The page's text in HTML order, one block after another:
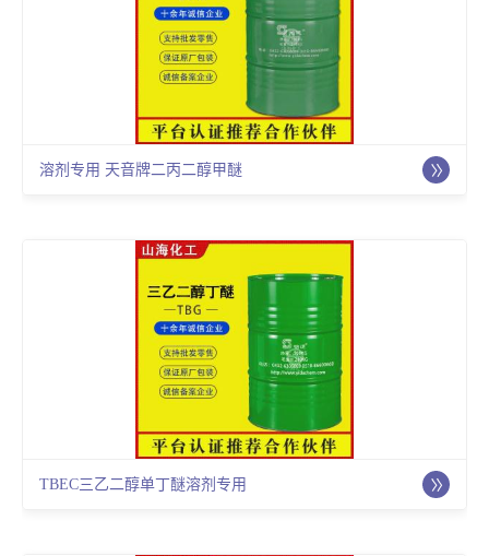
溶剂专用 天音牌二丙二醇甲醚
TBEC三乙二醇单丁醚溶剂专用